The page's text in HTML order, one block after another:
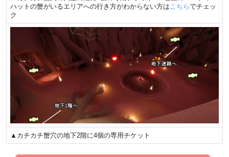
ハットの蟹がいるエリアへの行き方がわからない方はこちらでチェッ
ク
▲カチカチ蟹穴の地下2階に4個の専用チケット